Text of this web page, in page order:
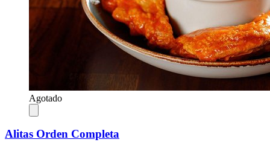
Agotado
Alitas Orden Completa